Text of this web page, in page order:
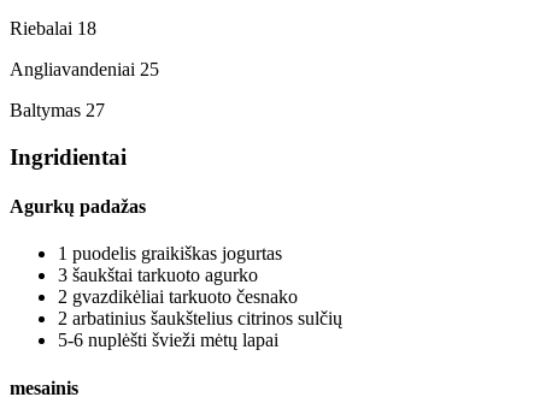
Riebalai 18
Angliavandeniai 25
Baltymas 27
Ingridientai
Agurkų padažas
1 puodelis graikiškas jogurtas
3 šaukštai tarkuoto agurko
2 gvazdikėliai tarkuoto česnako
2 arbatinius šaukštelius citrinos sulčių
5-6 nuplėšti švieži mėtų lapai
mesainis